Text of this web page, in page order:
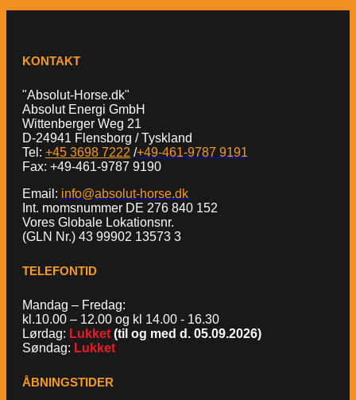
KONTAKT
"Absolut-Horse.dk"
Absolut Energi GmbH
Wittenberger Weg 21
D-24941 Flensborg / Tyskland
Tel: +45 3698 7222 /+49-461-9787 9191
Fax: +49-461-9787 9190
Email: info@absolut-horse.dk
Int. momsnummer DE 276 840 152
Vores Globale Lokationsnr.
(GLN Nr.) 43 99902 13573 3
TELEFONTID
Mandag – Fredag:
kl.10.00 – 12.00 og kl 14.00 - 16.30
Lørdag: Lukket (til og med d. 05.09.2026)
Søndag: Lukket
ÅBNINGSTIDER